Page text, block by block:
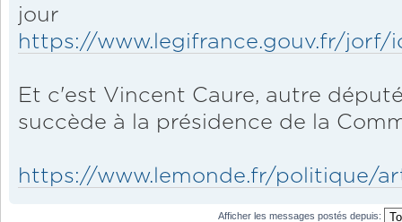
jour
https://www.legifrance.gouv.fr/jorf/
Et c'est Vincent Caure, autre
succède à la présidence de la
https://www.lemonde.fr/politique/
Afficher les messages postés depuis: